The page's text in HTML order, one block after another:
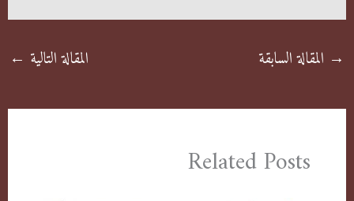
→ المقالة السابقة المقالة التالية ←
Related Posts